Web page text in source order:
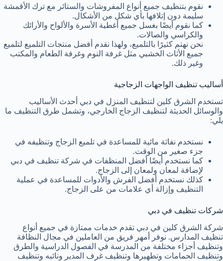
نقوم بتنظيف جميع أنواع المفروشات والستائر مع ترك الأقمشة
سليمة دون إتلافها بأي شكل من الأشكال.
كما نقوم أيضًا بغسل جميع أغطية الأسرة والألواح والأرائك
والكراسي والصالات.
نحن نهتم كثيرًا بالتلميع، ولهذا نقدم أفضل منتجات التلميع لتلميع
جميع الأثاث الخشبي مثل غرفة النوم وغرفة الطعام والمكتب
وغير ذلك.
أساليب تنظيف الواجهات الزجاجية
تستخدم الشرق كلين لتنظيف المنزل في دبي أحدث الأساليب
والوسائل الحديثة لتنظيف الزجاج الخارجي، وتشمل طرق التنظيف ما
يلي:
نستخدم نفاثة مائية للمساعدة في تلميع الزجاج وتنظيفه في
جزء صغير من الوقت.
كما نستخدم أيضًا أفضل المنظفات في شركة تنظيف في دبي
لإضافة لمعان ولمعان إلى الزجاج.
كذلك نستخدم أفضل الفرش والأدوات للمساعدة في عملية
التنظيف وإزالة أي علامات من على الزجاج.
شركات تنظيف في دبي
شركة الشرق كلين في دبي تقدم خدمات ممتازة في جميع أنواع
تنظيف المدارس. نوفر أمهر فريق من العاملين في مجال النظافة
وتنظيف أجزاء مختلفة من المدرسة في الفصول الدراسية والطرق
وتنظيف الحمامات وتطهيرها وتنظيف غرف المدير ونائبه وتنظيف